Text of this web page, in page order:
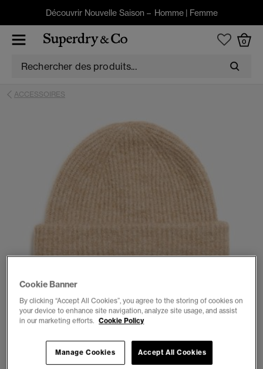
Découvrir Nouvelle Saison – Homme| Femme
0
ACCESSOIRES
1 2 3
Cookie Banner
By clicking “Accept All Cookies”, you agree to the storing of cookies on
your device to enhance site navigation, analyze site usage, and assist
in our marketing efforts. Cookie Policy
Accept All Cookies
Manage Cookies